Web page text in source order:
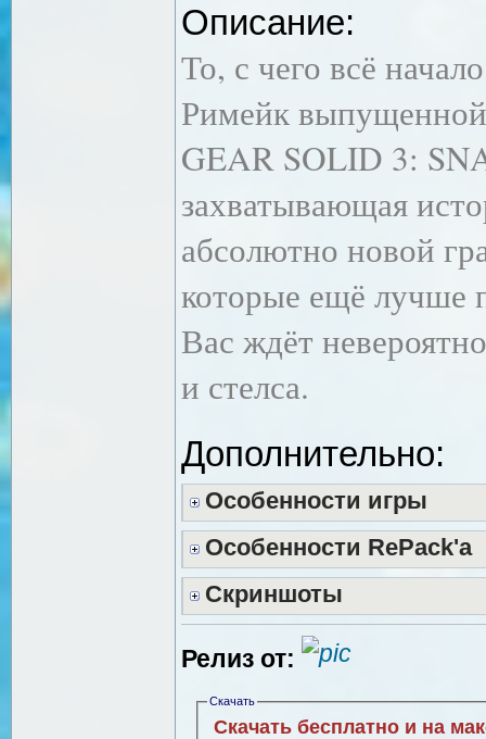
Описание:
То, с чего всё
Римейк
GEAR SOLID 3:
захватывающая
абсолютно новой
которые ещё лучше
Вас ждёт
и стелса.
Дополнительно:
Особенности игры
Особенности RePack'a
Скриншоты
Релиз от:
Скачать
Скачать бесплатно и на